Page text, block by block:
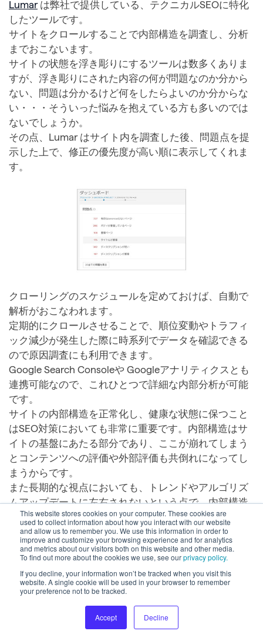
This website stores cookies on your computer. These cookies are
used to collect information about how you interact with our website
and allow us to remember you. We use this information in order to
improve and customize your browsing experience and for analytics
and metrics about our visitors both on this website and other media.
To find out more about the cookies we use, see ourprivacy policy.
If you decline, your information won’t be tracked when you visit this
website. A single cookie will be used in your browser to remember
your preference not to be tracked.
Accept Decline
Lumarは弊社で提供している、テクニカルSEOに特化
したツールです。
サイトをクロールすることで内部構造を調査し、分析
までおこないます。
サイトの状態を浮き彫りにするツールは数多くありま
すが、浮き彫りにされた内容の何が問題なのか分から
ない、問題は分かるけど何をしたらよいのか分からな
い・・・そういった悩みを抱えている方も多いのでは
ないでしょうか。
その点、Lumar はサイト内を調査した後、問題点を提
示した上で、修正の優先度が高い順に表示してくれま
す。
クローリングのスケジュールを定めておけば、自動で
解析がおこなわれます。
定期的にクロールさせることで、順位変動やトラフィ
ック減少が発生した際に時系列でデータを確認できる
ので原因調査にも利用できます。
Google Search Consoleや Googleアナリティクスとも
連携可能なので、これひとつで詳細な内部分析が可能
です。
サイトの内部構造を正常化し、健康な状態に保つこと
はSEO対策においても非常に重要です。内部構造はサ
イトの基盤にあたる部分であり、ここが崩れてしまう
とコンテンツへの評価や外部評価も共倒れになってし
まうからです。
また長期的な視点においても、トレンドやアルゴリズ
ムアップデートに左右されないという点で、内部構造
の正常化は蔑ろにできない要素となっています。
2週間の無料トライアル期間を設定しておりますので、
興味のある方は是非お問い合わせください。
デモをリクエスト